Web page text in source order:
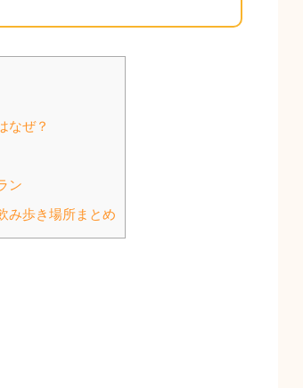
なぜ？
ン
み歩き場所まとめ